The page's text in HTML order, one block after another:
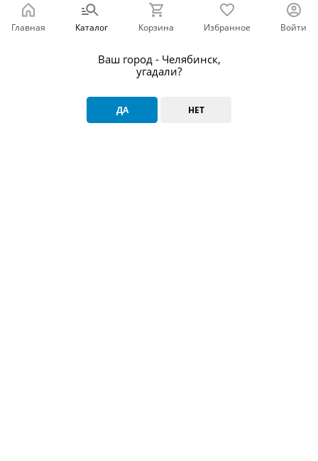
Главная Каталог Корзина Избранное Войти
Ваш город - Челябинск,
угадали?
ДА НЕТ